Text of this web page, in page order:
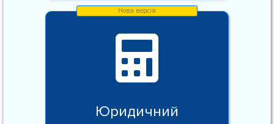
Юридичний